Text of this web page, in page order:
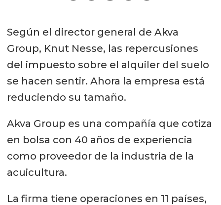
Según el director general de Akva
Group, Knut Nesse, las repercusiones
del impuesto sobre el alquiler del suelo
se hacen sentir. Ahora la empresa está
reduciendo su tamaño.
Akva Group es una compañía que cotiza
en bolsa con 40 años de experiencia
como proveedor de la industria de la
acuicultura.
La firma tiene operaciones en 11 países,